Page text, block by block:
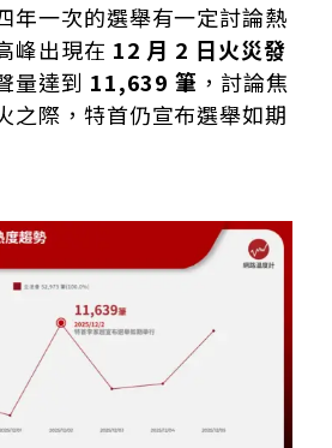
年一次的選舉有一定討論熱
峰出現在 12 月 2 日火災發
量達到 11,639 筆 ，討論焦
之際，特首仍宣布選舉如期